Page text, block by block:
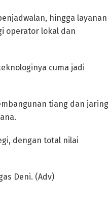
hingga layanan
operator lokal dan
cuma jadi
tiang dan jaring
dengan total nilai
Deni. (Adv)